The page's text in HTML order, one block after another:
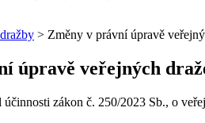
> Změny v právní úpravě
úpravě veřejných
zákon č. 250/2023 Sb., o